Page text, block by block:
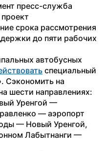
пресс-служба
срока рассмотрения
до пяти рабочих
автобусных
специальный
Сэкономить на
шести направлениях:
Уренгой —
— аэропорт
— Новый Уренгой,
Лабытнанги —